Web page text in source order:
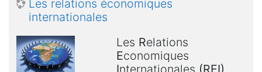
Les relations économiques
internationales
Les Relations
Economiques